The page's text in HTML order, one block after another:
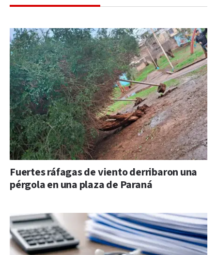
Fuertes ráfagas de viento derribaron una
pérgola en una plaza de Paraná